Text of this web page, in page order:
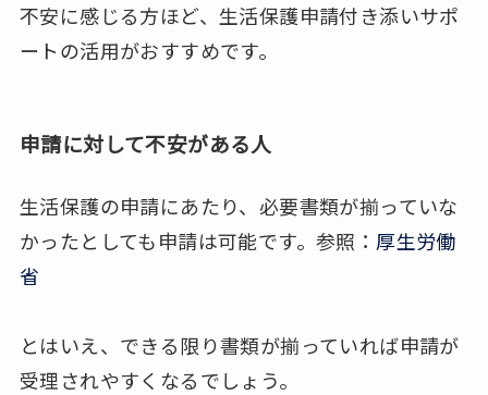
不安に感じる方ほど、生活保護申請付き添いサポ
ートの活用がおすすめです。
申請に対して不安がある人
生活保護の申請にあたり、必要書類が揃っていな
かったとしても申請は可能です。参照： 厚生労働
省
とはいえ、できる限り書類が揃っていれば申請が
受理されやすくなるでしょう。